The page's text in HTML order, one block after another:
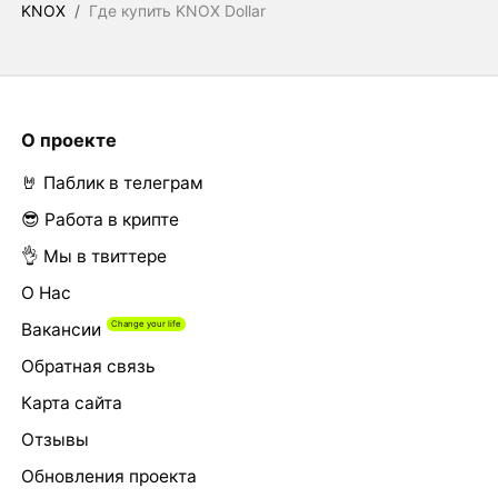
KNOX / Где купить KNOX Dollar
О проекте
🤘 Паблик в телеграм
😎 Работа в крипте
👌 Мы в твиттере
О Нас
Вакансии
Обратная связь
Карта сайта
Отзывы
Обновления проекта